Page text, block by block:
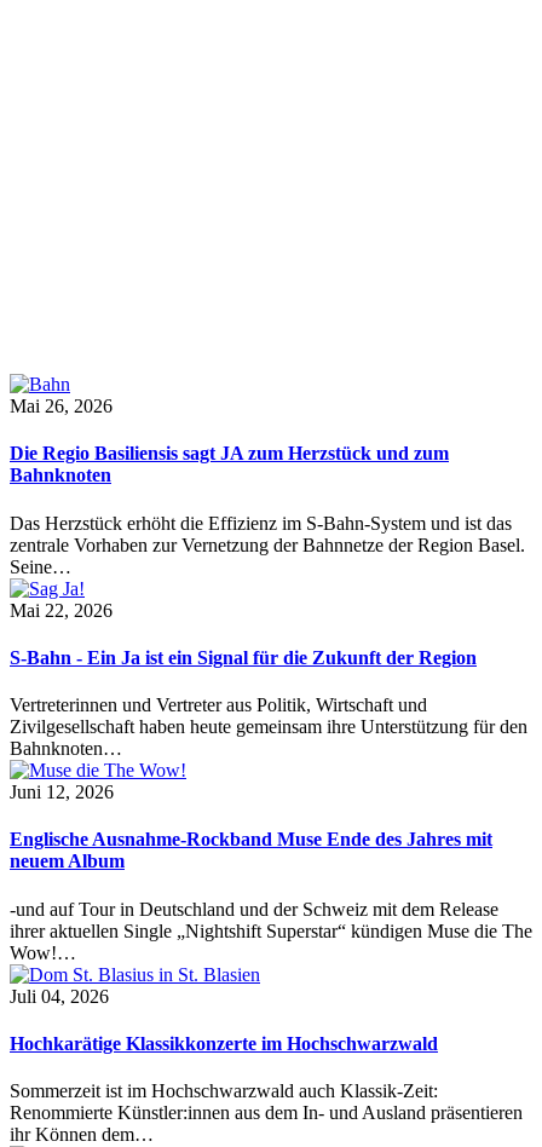
Mai 26, 2026
Die Regio Basiliensis sagt JA zum Herzstück und zum
Bahnknoten
Das Herzstück erhöht die Effizienz im S-Bahn-System und ist das
zentrale Vorhaben zur Vernetzung der Bahnnetze der Region Basel.
Seine…
Mai 22, 2026
S-Bahn - Ein Ja ist ein Signal für die Zukunft der Region
Vertreterinnen und Vertreter aus Politik, Wirtschaft und
Zivilgesellschaft haben heute gemeinsam ihre Unterstützung für den
Bahnknoten…
Juni 12, 2026
Englische Ausnahme-Rockband Muse Ende des Jahres mit
neuem Album
-und auf Tour in Deutschland und der Schweiz mit dem Release
ihrer aktuellen Single „Nightshift Superstar“ kündigen Muse die The
Wow!…
Juli 04, 2026
Hochkarätige Klassikkonzerte im Hochschwarzwald
Sommerzeit ist im Hochschwarzwald auch Klassik-Zeit:
Renommierte Künstler:innen aus dem In- und Ausland präsentieren
ihr Können dem…